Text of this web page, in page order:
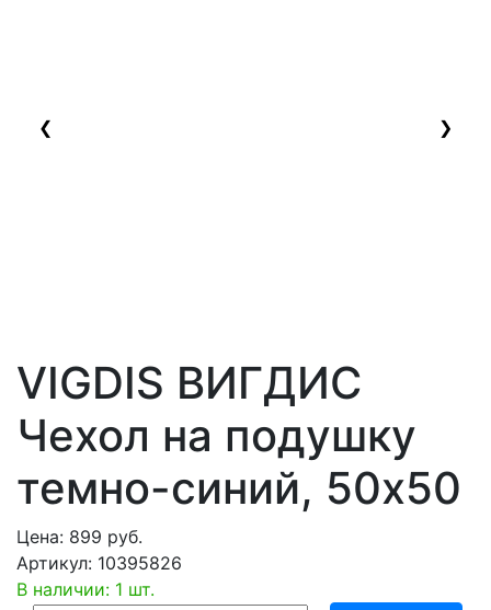
❮ ❯
VIGDIS ВИГДИС
Чехол на подушку
темно-синий, 50х50
Цена: 899 руб.
Артикул: 10395826
В наличии: 1 шт.